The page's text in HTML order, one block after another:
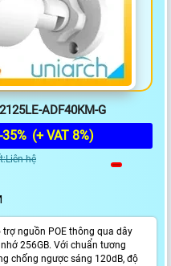
ADF40KM-G
35% (+ VAT 8%)
hệ
trợ nguồn POE thông qua dây
256GB. Với chuẩn tương
chống ngược sáng 120dB, độ